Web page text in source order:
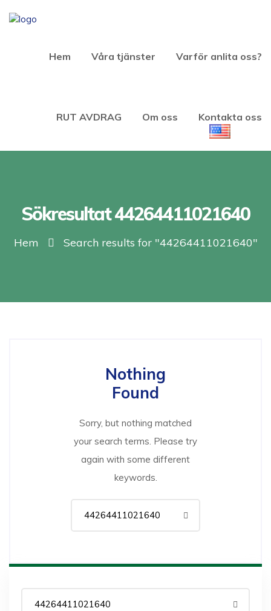
Hem Våra tjänster Varför anlita oss?
RUT AVDRAG Om oss Kontakta oss
Sökresultat 44264411021640
Hem Search results for "44264411021640"
Nothing
Found
Sorry, but nothing matched
your search terms. Please try
again with some different
keywords.